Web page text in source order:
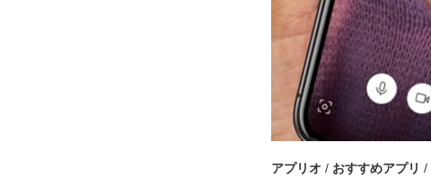
アプリオ おすすめアプリ